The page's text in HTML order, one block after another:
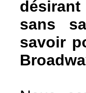
sans
savoir